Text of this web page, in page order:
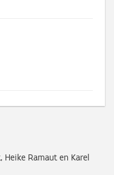
Ramaut en Karel